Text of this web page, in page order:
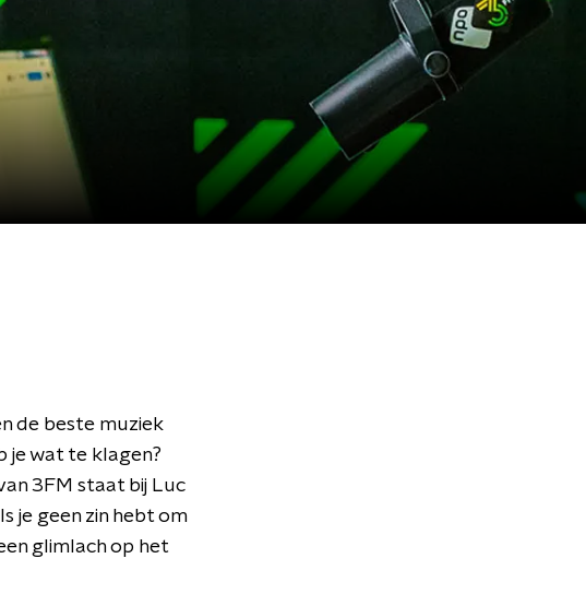
de beste muziek
je wat te klagen?
3FM staat bij Luc
je geen zin hebt om
glimlach op het